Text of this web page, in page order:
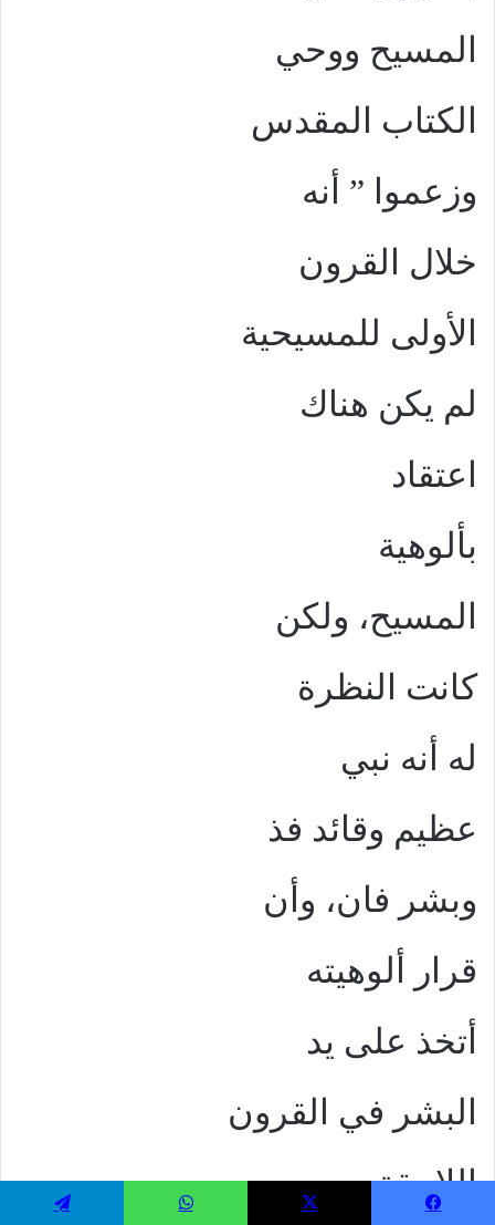
المسيح ووحي
الكتاب المقدس
وزعموا ” أنه
خلال القرون
الأولى للمسيحية
لم يكن هناك
اعتقاد
بألوهية
المسيح، ولكن
كانت النظرة
له أنه نبي
عظيم وقائد فذ
وبشر فان، وأن
قرار ألوهيته
أتخذ على يد
البشر في القرون
اللاحقة